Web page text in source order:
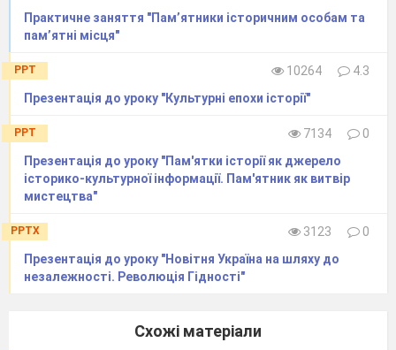
Практичне заняття "Пам’ятники історичним особам та
пам’ятні місця"
PPT 10264
4.3
Презентація до уроку "Культурні епохи історії"
PPT 7134
0
Презентація до уроку "Пам'ятки історії як джерело
історико-культурної інформації. Пам'ятник як витвір
мистецтва"
PPTX 3123
0
Презентація до уроку "Новітня Україна на шляху до
незалежності. Революція Гідності"
Схожі матеріали